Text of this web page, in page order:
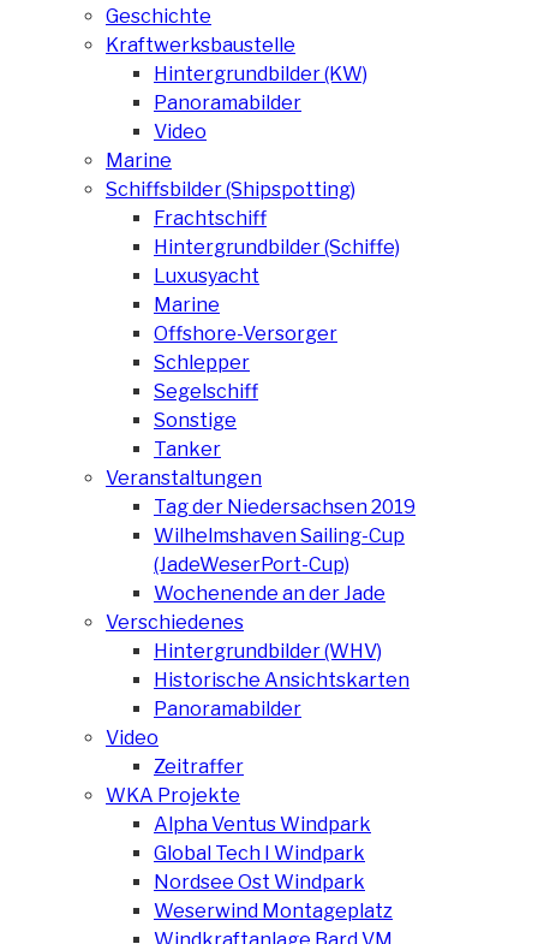
Geschichte
Kraftwerksbaustelle
Hintergrundbilder (KW)
Panoramabilder
Video
Marine
Schiffsbilder (Shipspotting)
Frachtschiff
Hintergrundbilder (Schiffe)
Luxusyacht
Marine
Offshore-Versorger
Schlepper
Segelschiff
Sonstige
Tanker
Veranstaltungen
Tag der Niedersachsen 2019
Wilhelmshaven Sailing-Cup
(JadeWeserPort-Cup)
Wochenende an der Jade
Verschiedenes
Hintergrundbilder (WHV)
Historische Ansichtskarten
Panoramabilder
Video
Zeitraffer
WKA Projekte
Alpha Ventus Windpark
Global Tech I Windpark
Nordsee Ost Windpark
Weserwind Montageplatz
Windkraftanlage Bard VM